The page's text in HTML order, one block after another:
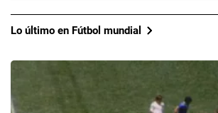
Lo último en Fútbol mundial